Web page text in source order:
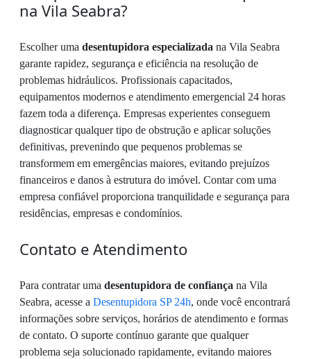
na Vila Seabra?
Escolher uma desentupidora especializada na Vila Seabra
garante rapidez, segurança e eficiência na resolução de
problemas hidráulicos. Profissionais capacitados,
equipamentos modernos e atendimento emergencial 24 horas
fazem toda a diferença. Empresas experientes conseguem
diagnosticar qualquer tipo de obstrução e aplicar soluções
definitivas, prevenindo que pequenos problemas se
transformem em emergências maiores, evitando prejuízos
financeiros e danos à estrutura do imóvel. Contar com uma
empresa confiável proporciona tranquilidade e segurança para
residências, empresas e condomínios.
Contato e Atendimento
Para contratar uma desentupidora de confiança na Vila
Seabra, acesse a Desentupidora SP 24h, onde você encontrará
informações sobre serviços, horários de atendimento e formas
de contato. O suporte contínuo garante que qualquer
problema seja solucionado rapidamente, evitando maiores